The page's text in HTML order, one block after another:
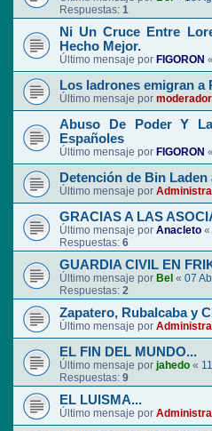
Respuestas: 1
Ni Un Cruce Entre
Hecho Mejor.
Último mensaje por FIGORON «
Los ladrones emigran a
Último mensaje por moderador
Abuso De Poder Y
Españoles
Último mensaje por FIGORON «
Detención de Bin Laden
Último mensaje por
GRACIAS A LAS
Último mensaje por Anacleto «
Respuestas: 6
GUARDIA CIVIL EN
Último mensaje por Bel « 07
Respuestas: 2
Zapatero, Rubalcaba y
Último mensaje por
EL FIN DEL MUNDO...
Último mensaje por jahedo «
Respuestas: 9
EL LUISMA...
Último mensaje por